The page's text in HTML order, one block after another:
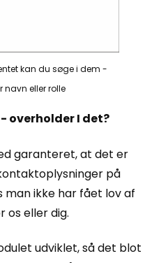
kan du søge i dem -
navn eller rolle
- overholder I det?
garanteret, at det er
på
man ikke har fået lov af
os eller dig.
udviklet, så det blot